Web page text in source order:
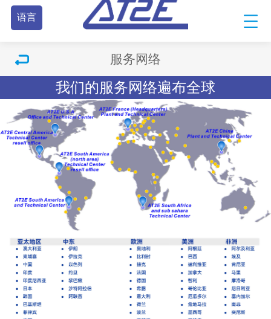
语言
服务网络
我们的服务网络遍布全球